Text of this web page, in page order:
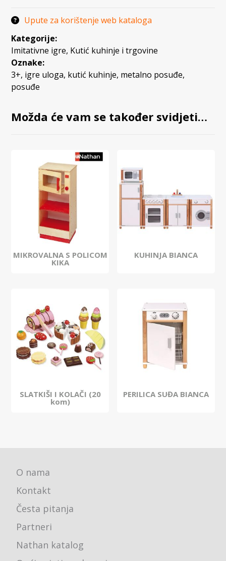
Upute za korištenje web kataloga
Kategorije:
Imitativne igre, Kutić kuhinje i trgovine
Oznake:
3+, igre uloga, kutić kuhinje, metalno posuđe,
posuđe
Možda će vam se također svidjeti…
MIKROVALNA S POLICOM
KIKA
KUHINJA BIANCA
SLATKIŠI I KOLAČI (20
kom)
PERILICA SUĐA BIANCA
O nama
Kontakt
Česta pitanja
Partneri
Nathan katalog